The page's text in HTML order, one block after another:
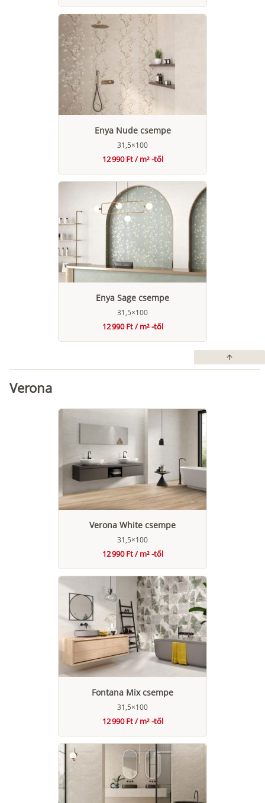
Enya Nude csempe
31,5×100
12 990 Ft / m² -től
Enya Sage csempe
31,5×100
12 990 Ft / m² -től
arrow_upward
Verona
Verona White csempe
31,5×100
12 990 Ft / m² -től
Fontana Mix csempe
31,5×100
12 990 Ft / m² -től